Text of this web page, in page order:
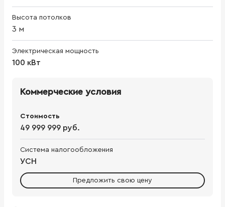
Высота потолков
3 м
Электрическая мощность
100 кВт
Коммерческие условия
Стоимость
49 999 999 руб.
Система налогообложения
УСН
Предложить свою цену